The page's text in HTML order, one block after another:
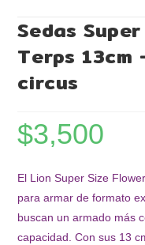
Sedas
Terps 13cm
circus
$3,500
El Lion Super Size
para armar de formato
buscan un armado más
capacidad. Con sus 13